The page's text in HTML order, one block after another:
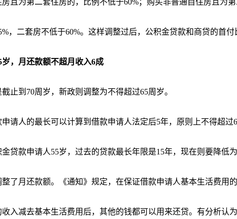
且为第二套住房的，比例不低于60%；购买非普通自住房且为
，二套房不低于60%。这样调整过后，公积金贷款和商贷的首付
，月还款额不超月收入6成
止到70周岁，新政则调整为不得超过65周岁。
申请人的最长可以计算到借款申请人法定后5年，原则上不得超
贷款申请人55岁，过去的贷款最长年限是15年，现在则要降低为
了月还款额。《通知》规定，在保证借款申请人基本生活费用
入减去基本生活费用后，其他的钱都可以用来还贷。有分析